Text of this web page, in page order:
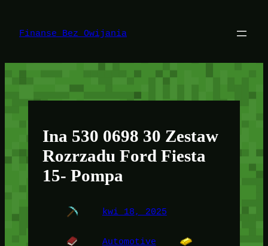
treści
Finanse Bez Owijania
Ina 530 0698 30 Zestaw
Rozrzadu Ford Fiesta
15- Pompa
kwi 18, 2025
Automotive